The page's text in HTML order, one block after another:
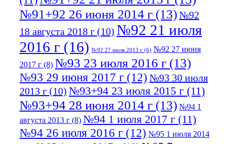
№91+92 26 июня 2014 г (13)№92
18 августа 2018 г (10) №92 21 июля
2016 г (16) №92 27 июля 2013 г (6) №92 27 июня
2017 г (8) №93 23 июля 2016 г (13)
№93 29 июня 2017 г (12) №93 30 июля
2013 г (10) №93+94 23 июля 2015 г (11)
№93+94 28 июня 2014 г (13) №94 1
августа 2013 г (8) №94 1 июля 2017 г (11)
№94 26 июля 2016 г (12) №95 1 июля 2014